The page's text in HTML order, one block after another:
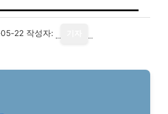
22 작성자: